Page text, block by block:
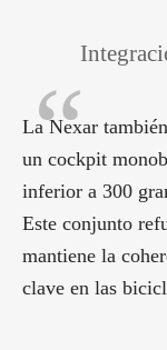
La Nexar
un cockpit
inferior a 300
Este conjunto
mantiene la
clave en las